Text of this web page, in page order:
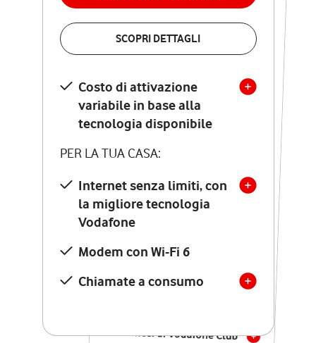
SCOPRI DETTAGLI
Costo di attivazione
variabile in base alla
tecnologia disponibile
PER LA TUA CASA:
Internet senza limiti, con
la migliore tecnologia
Vodafone
Modem con Wi-Fi 6
Chiamate a consumo
VERIFICA LA COPERTURA
Costo di attivazione
variabile in base alla
tecnologia disponibile
PER LA TUA CASA:
Internet senza limiti, con
la migliore tecnologia
Vodafone
Modem Seven con Wi-Fi 7
Chiamate illimitate verso
numeri fissi e mobili
nazionali
12 mesi di Vodafone Club
con sconti ed esperienze
esclusive, poi si disattiva